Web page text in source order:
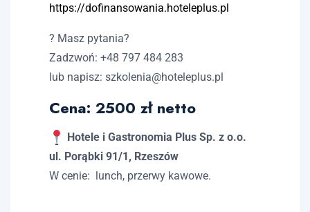
https://dofinansowania.hoteleplus.pl
? Masz pytania?
Zadzwoń: +48 797 484 283
lub napisz: szkolenia@hoteleplus.pl
Cena: 2500 zł netto
Hotele i Gastronomia Plus Sp. z o.o.
ul. Porąbki 91/1, Rzeszów
W cenie: lunch, przerwy kawowe.